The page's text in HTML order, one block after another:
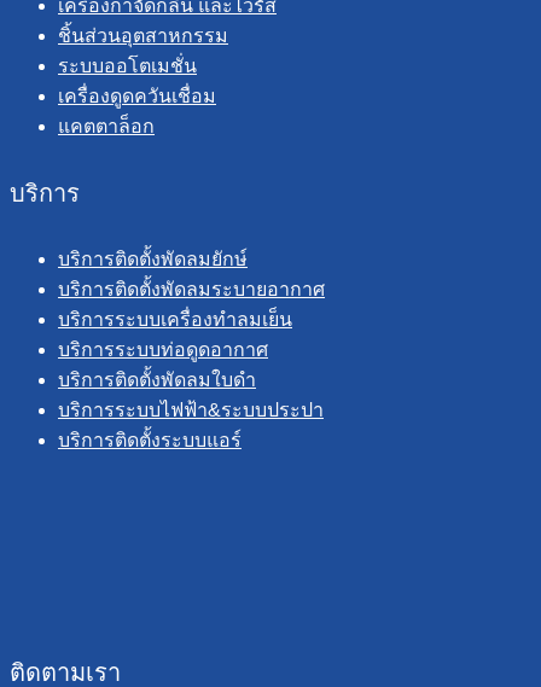
เครื่องกำจัดกลิ่น และไวรัส
ชิ้นส่วนอุตสาหกรรม
ระบบออโตเมชั่น
เครื่องดูดควันเชื่อม
แคตตาล็อก
บริการ
บริการติดตั้งพัดลมยักษ์
บริการติดตั้งพัดลมระบายอากาศ
บริการระบบเครื่องทำลมเย็น
บริการระบบท่อดูดอากาศ
บริการติดตั้งพัดลมใบดำ
บริการระบบไฟฟ้า&ระบบประปา
บริการติดตั้งระบบแอร์
ติดตามเรา